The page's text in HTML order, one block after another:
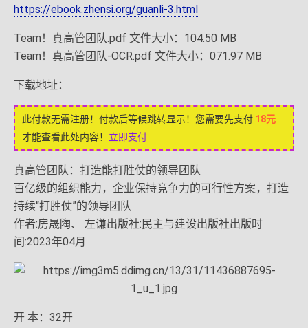
https://ebook.zhensi.org/guanli-3.html
Team！真高管团队.pdf 文件大小：104.50 MB
Team！真高管团队-OCR.pdf 文件大小：071.97 MB
下载地址：
此付款无需注册！付款后等候跳转显示！您需要先支付 18元
才能查看此处内容！ 立即支付
真高管团队：打造能打胜仗的领导团队
百亿级的组织能力，企业保持竞争力的可行性方案，打造
持续“打胜仗”的领导团队
作者:房晟陶、 左谦出版社:民主与建设出版社出版时
间:2023年04月
开 本：32开